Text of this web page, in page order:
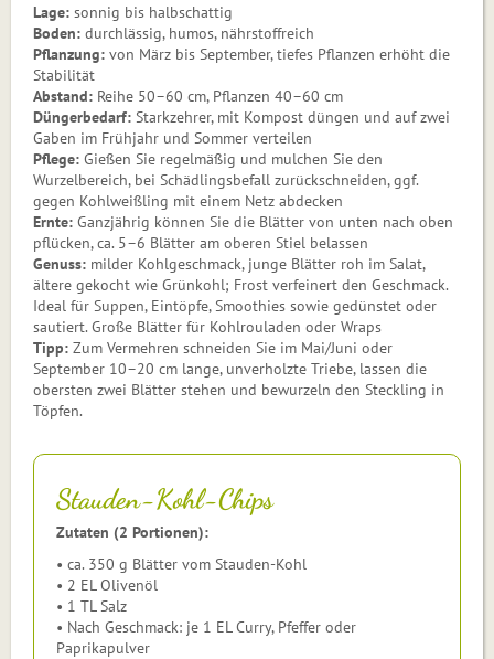
Lage: sonnig bis halbschattig
Boden: durchlässig, humos, nährstoff­reich
Pflanzung: von März bis September, tiefes Pflanzen erhöht die
Stabilität
Abstand: Reihe 50–60 cm, Pflanzen 40–60 cm
Düngerbedarf: Starkzehrer, mit Kompost düngen und auf zwei
Gaben im Frühjahr und Sommer verteilen
Pflege: Gießen Sie regelmäßig und mulchen Sie den
Wurzelbereich, bei Schädlingsbefall zurückschneiden, ggf.
gegen Kohlweißling mit einem Netz abdecken
Ernte: Ganzjährig können Sie die Blätter von unten nach oben
pflücken, ca. 5–6 Blätter am oberen Stiel belassen
Genuss: milder Kohlgeschmack, junge Blätter roh im Salat,
ältere gekocht wie Grünkohl; Frost verfeinert den Geschmack.
Ideal für Suppen, Eintöpfe, Smoothies sowie gedünstet oder
sautiert. Große Blätter für Kohlrouladen oder Wraps
Tipp: Zum Vermehren schneiden Sie im Mai/Juni oder
September 10–20 cm lange, unverholzte Triebe, lassen die
obersten zwei Blätter stehen und bewurzeln den Steckling in
Töpfen.
Stauden-Kohl-Chips
Zutaten (2 Portionen):
• ca. 350 g Blätter vom Stauden-Kohl
• 2 EL Olivenöl
• 1 TL Salz
• Nach Geschmack: je 1 EL Curry, Pfeffer oder
Paprikapulver